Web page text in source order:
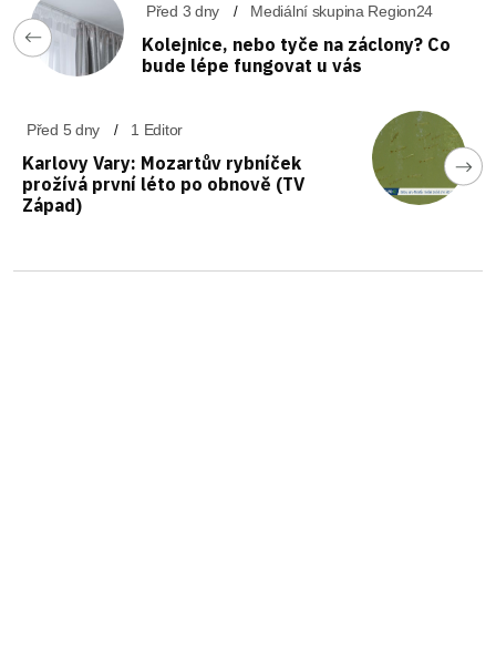
Před 3 dny Mediální skupina Region24
Kolejnice, nebo tyče na záclony? Co
bude lépe fungovat u vás
Před 5 dny 1 Editor
Karlovy Vary: Mozartův rybníček
prožívá první léto po obnově (TV
Západ)